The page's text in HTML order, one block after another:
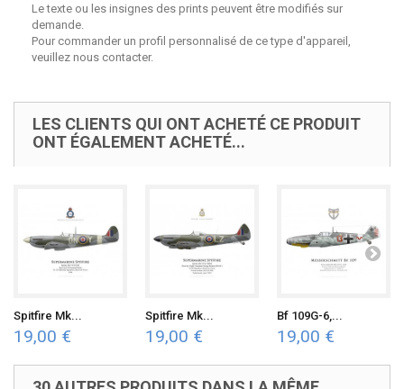
Le texte ou les insignes des prints peuvent être modifiés sur
demande.
Pour commander un profil personnalisé de ce type d'appareil,
veuillez nous contacter.
LES CLIENTS QUI ONT ACHETÉ CE PRODUIT
ONT ÉGALEMENT ACHETÉ...
Spitfire Mk...
19,00 €
Spitfire Mk...
19,00 €
Bf 109G-6,...
19,00 €